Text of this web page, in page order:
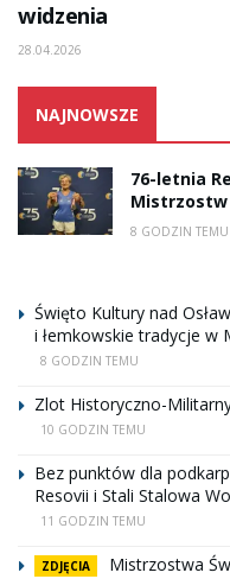
widzenia
28.04.2026
NAJNOWSZE
76-letnia
8 GODZIN TEMU
Święto Kultury nad
i łemkowskie tradycje w
8 GODZIN TEMU
Zlot Historyczno-
10 GODZIN TEMU
Bez punktów dla
Resovii i Stali Stalowa
11 GODZIN TEMU
ZDJĘCIA
Mistrzostwa